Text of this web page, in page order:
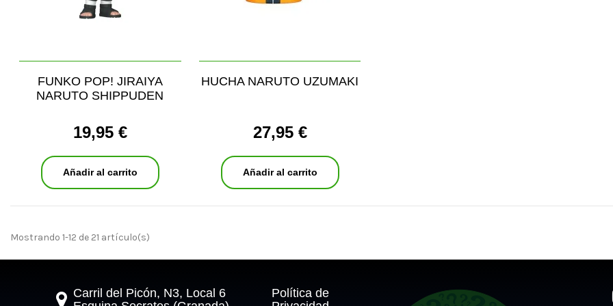
FUNKO POP! JIRAIYA
NARUTO SHIPPUDEN
19,95 €
Añadir al carrito
HUCHA NARUTO UZUMAKI
27,95 €
Añadir al carrito
Mostrando 1-12 de 21 artículo(s)
Carril del Picón, N3, Local 6
Política de